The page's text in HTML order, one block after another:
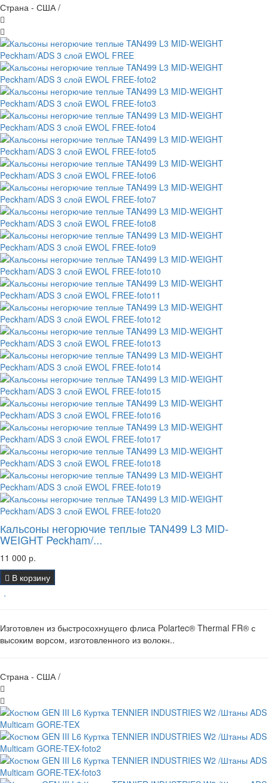
Страна - США /
Кальсоны негорючие теплые TAN499 L3 MID-
WEIGHT Peckham/...
11 000 р.
В корзину
Изготовлен из быстросохнущего флиса Polartec® Thermal FR® с
высоким ворсом, изготовленного из волокн..
Страна - США /